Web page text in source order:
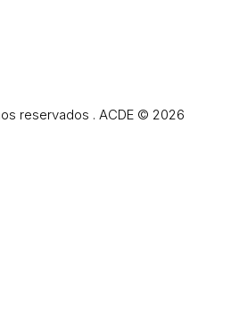
reservados . ACDE © 2026